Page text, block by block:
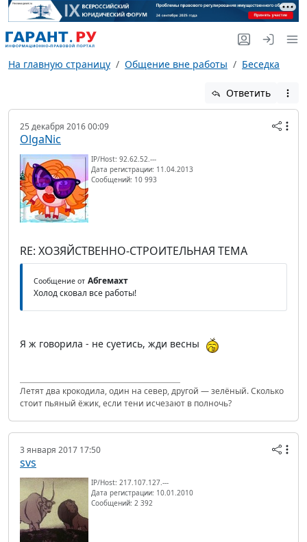
На главную страницу Общение вне работы Беседка
Ответить
25 декабря 2016 00:09
OlgaNic
IP/Host: 92.62.52.---
Дата регистрации: 11.04.2013
Сообщений: 10 993
RE: ХОЗЯЙСТВЕННО-СТРОИТЕЛЬНАЯ ТЕМА
Сообщение от Абгемахт
Холод сковал все работы!
Я ж говорила - не суетись, жди весны
Летят два крокодила, один на север, другой — зелёный. Сколько
стоит пьяный ёжик, если тени исчезают в полночь?
3 января 2017 17:50
svs
IP/Host: 217.107.127.---
Дата регистрации: 10.01.2010
Сообщений: 2 392